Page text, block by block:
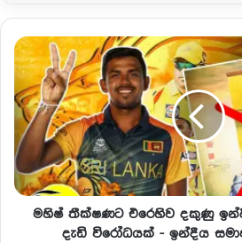
මහිෂ් තීක්ෂණට එරෙහිව දකුණු
දැඩි විරෝධයක් - ඉන්දීය